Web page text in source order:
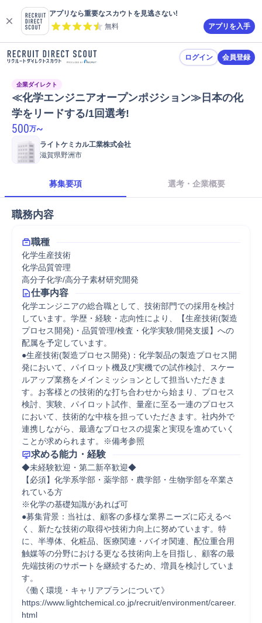
アプリなら重要なスカウトを見逃さない!
無料
アプリを入手
ログイン 会員登録
企業ダイレクト
≪化学エンジニアオープンポジション≫日本の化
学をリードする/1回選考!
500万~
ライトケミカル工業株式会社
滋賀県野洲市
募集要項 選考・企業概要
職務内容
職種
化学生産技術
化学品質管理
高分子化学/高分子素材研究開発
仕事内容
化学エンジニアの総合職として、技術部門での採用を検討
しています。学歴・経験・志向性により、【生産技術(製造
プロセス開発)・品質管理/検査・化学実験/開発支援】への
配属を予定しています。
●生産技術(製造プロセス開発)：化学製品の製造プロセス開
発において、パイロット機及び実機での試作検討、スケー
ルアップ業務をメインミッションとして担当いただきま
す。お客様との技術的な打ち合わせから始まり、プロセス
検討、実験、パイロット試作、量産に至る一連のプロセス
において、技術的な中核を担っていただきます。社内外で
連携しながら、最適なプロセスの提案と実現を進めていく
ことが求められます。※備考参照
求める能力・経験
◆未経験歓迎・第二新卒歓迎◆
【必須】化学系学部・薬学部・農学部・生物学部を卒業さ
れている方
※化学の基礎知識があれば可
●募集背景：当社は、顧客の多様な業界ニーズに応えるべ
く、新たな技術の取得や技術力向上に努めています。特
に、半導体、化粧品、医療関連・バイオ関連、配位重合用
触媒等の分野における更なる技術向上を目指し、顧客の最
先端技術のサポートを継続するため、増員を検討していま
す。
《働く環境・キャリアプランについて》
https://www.lightchemical.co.jp/recruit/environment/career.
html